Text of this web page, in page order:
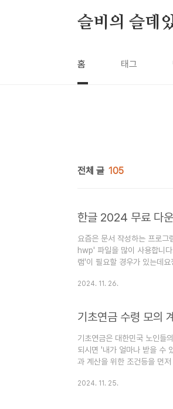
슬비의 슬데
홈 태그
전체 글 105
한글 2024 무료 다
요즘은 문서 작성하는 프로
hwp' 파일을 많이 사용합니
램'이 필요할 경우가 있는데
징 한글 2024은 문서 작성,
2. 한..
2024. 11. 26.
기초연금 수령 모의
기초연금은 대한민국 노인들
되시면 '내가 얼마나 받을 수
과 계산을 위한 조건등을 먼
한의 생활을 보장하기 위한
2024. 11. 25.